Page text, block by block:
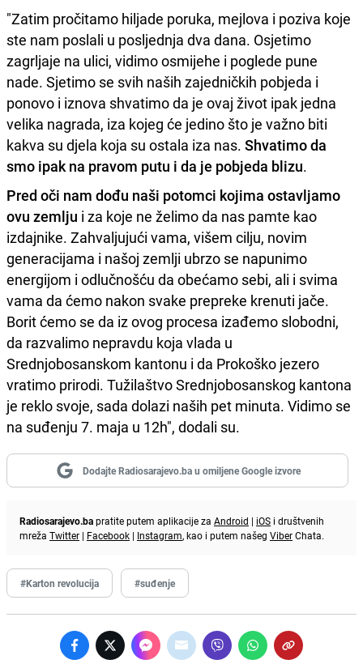
"Zatim pročitamo hiljade poruka, mejlova i poziva koje
ste nam poslali u posljednja dva dana. Osjetimo
zagrljaje na ulici, vidimo osmijehe i poglede pune
nade. Sjetimo se svih naših zajedničkih pobjeda i
ponovo i iznova shvatimo da je ovaj život ipak jedna
velika nagrada, iza kojeg će jedino što je važno biti
kakva su djela koja su ostala iza nas. Shvatimo da
smo ipak na pravom putu i da je pobjeda blizu.
Pred oči nam dođu naši potomci kojima ostavljamo
ovu zemlju i za koje ne želimo da nas pamte kao
izdajnike. Zahvaljujući vama, višem cilju, novim
generacijama i našoj zemlji ubrzo se napunimo
energijom i odlučnošću da obećamo sebi, ali i svima
vama da ćemo nakon svake prepreke krenuti jače.
Borit ćemo se da iz ovog procesa izađemo slobodni,
da razvalimo nepravdu koja vlada u
Srednjobosanskom kantonu i da Prokoško jezero
vratimo prirodi. Tužilaštvo Srednjobosanskog kantona
je reklo svoje, sada dolazi naših pet minuta. Vidimo se
na suđenju 7. maja u 12h", dodali su.
Dodajte Radiosarajevo.ba u omiljene Google izvore
Radiosarajevo.bapratite putem aplikacije za Android | iOS i društvenih
mreža Twitter | Facebook | Instagram, kao i putem našeg ViberChata.
#Karton revolucija #suđenje